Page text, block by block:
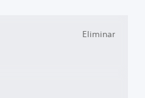
Eliminar